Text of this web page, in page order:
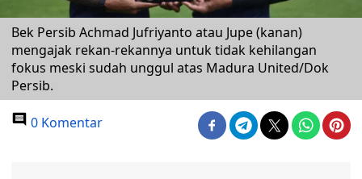
Bek Persib Achmad Jufriyanto atau Jupe (kanan)
mengajak rekan-rekannya untuk tidak kehilangan
fokus meski sudah unggul atas Madura United/Dok
Persib.
0 Komentar